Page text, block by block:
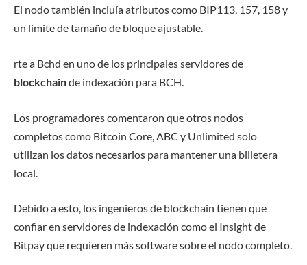
El nodo también incluía atributos como BIP113, 157, 158 y
un límite de tamaño de bloque ajustable.
rte a Bchd en uno de los principales servidores de
blockchainde indexación para BCH.
Los programadores comentaron que otros nodos
completos como Bitcoin Core, ABC y Unlimited solo
utilizan los datos necesarios para mantener una billetera
local.
Debido a esto, los ingenieros de blockchain tienen que
confiar en servidores de indexación como el Insight de
Bitpay que requieren más software sobre el nodo completo.